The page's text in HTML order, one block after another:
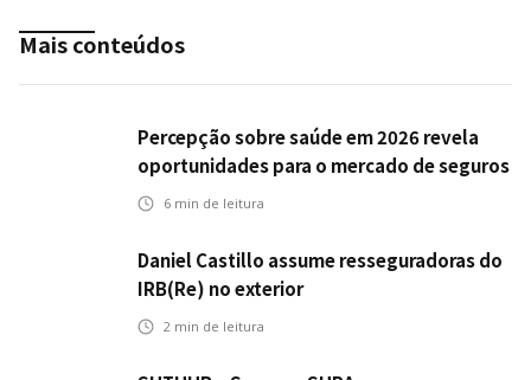
Mais conteúdos
Percepção sobre saúde em 2026 revela
oportunidades para o mercado de seguros
ampliar cobertura e prevenção
6 min de leitura
Daniel Castillo assume resseguradoras do
IRB(Re) no exterior
2 min de leitura